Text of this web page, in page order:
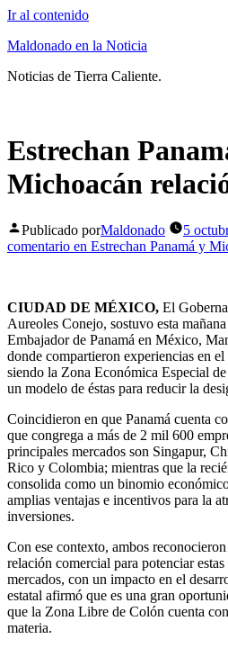
Ir al contenido
Maldonado en la Noticia
Noticias de Tierra Caliente.
Estrechan
Michoacán
Publicado porMaldonado 5
comentario en Estrechan Panamá y
CIUDAD DE MÉXICO, El
Aureoles Conejo, sostuvo esta
Embajador de Panamá en México,
donde compartieron experiencias en
siendo la Zona Económica Especial
un modelo de éstas para reducir la
Coincidieron en que Panamá cuenta
que congrega a más de 2 mil 600
principales mercados son Singapur,
Rico y Colombia; mientras que la
consolida como un binomio
amplias ventajas e incentivos para la
inversiones.
Con ese contexto, ambos
relación comercial para potenciar
mercados, con un impacto en el
estatal afirmó que es una gran
que la Zona Libre de Colón cuenta
materia.